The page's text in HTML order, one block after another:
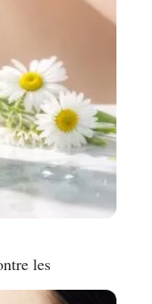
les